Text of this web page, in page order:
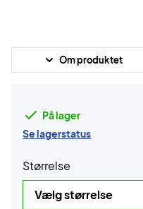
Om produktet
På lager
Se lagerstatus
Størrelse